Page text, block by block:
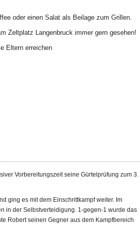
oder einen Salat als Beilage zum Grillen.
Zeltplatz Langenbruck immer gern gesehen!
Eltern erreichen
Vorbereitungszeit seine Gürtelprüfung zum 3.
ging es mit dem Einschrittkampf weiter. Im
in der Selbstverteidigung. 1-gegen-1 wurde das
Robert seinen Gegner aus dem Kampfbereich